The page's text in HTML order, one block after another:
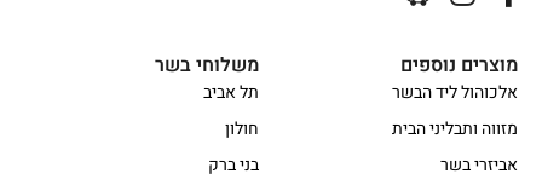
משלוחי בשר
תל אביב
חולון
בני ברק
מוצרים נוספים
אלכוהול ליד הבשר
מזווה ותבליני הבית
אביזרי בשר